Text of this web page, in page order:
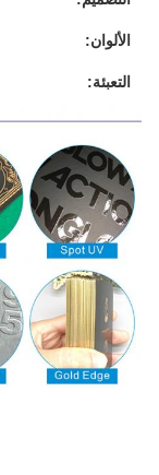
الألوان:
التعبئة: